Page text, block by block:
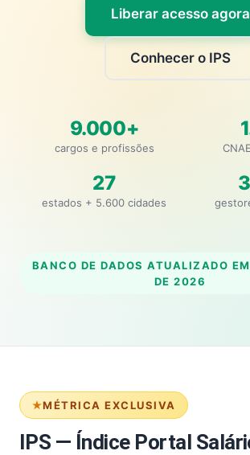
Liberar acesso agora
Conhecer o IPS
9.000+
cargos e profissões
27
estados + 5.600 cidades
BANCO DE DADOS ATUALIZADO EM
DE 2026
MÉTRICA EXCLUSIVA
IPS — Índice Portal